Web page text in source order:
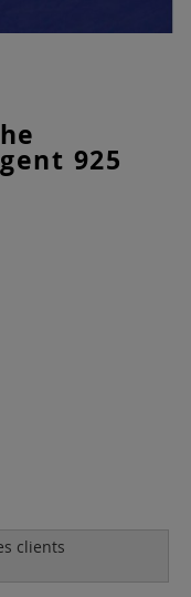
925
clients